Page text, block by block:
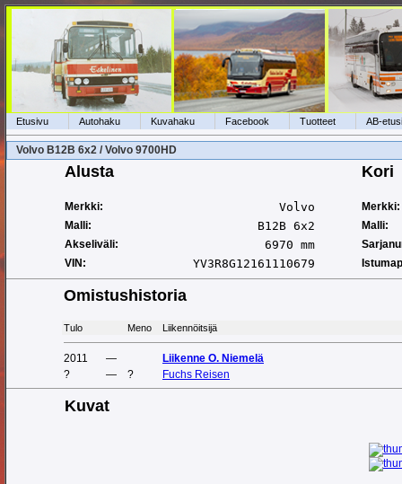
Etusivu Autohaku Kuvahaku Facebook Tuotteet AB-
Volvo B12B 6x2 / Volvo 9700HD
Alusta Kori
Merkki: Volvo
Merkki:
Malli:
B12B 6x2
Malli:
Akseliväli:
6970 mm
VIN:
YV3R8G12161110679
Omistushistoria
Tulo Meno Liikennöitsijä
2011 —
Liikenne O. Niemelä
?
— ? Fuchs Reisen
Kuvat